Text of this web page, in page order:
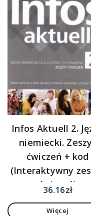
Infos Aktuell 2.
niemiecki.
ćwiczeń + kod
(Interaktywny
ćwiczeń)
36.16zł
Więcej